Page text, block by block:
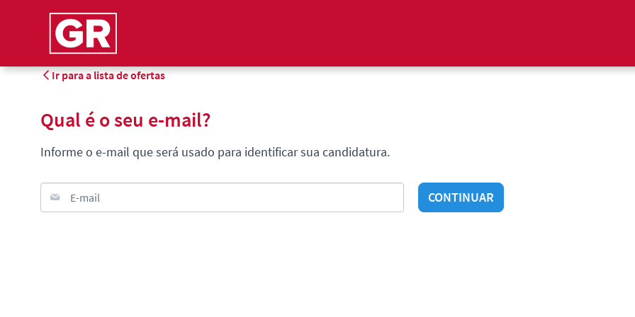
Ir para a lista de ofertas
Qual é o seu e-mail?
Informe o e-mail que será usado para identificar sua candidatura.
E-mail CONTINUAR